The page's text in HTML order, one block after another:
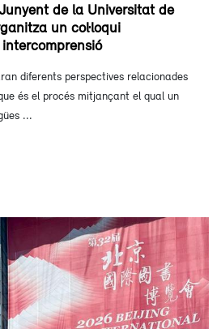
de la Universitat de
un col·loqui
diferents perspectives relacionades
és el procés mitjançant el qual un
...